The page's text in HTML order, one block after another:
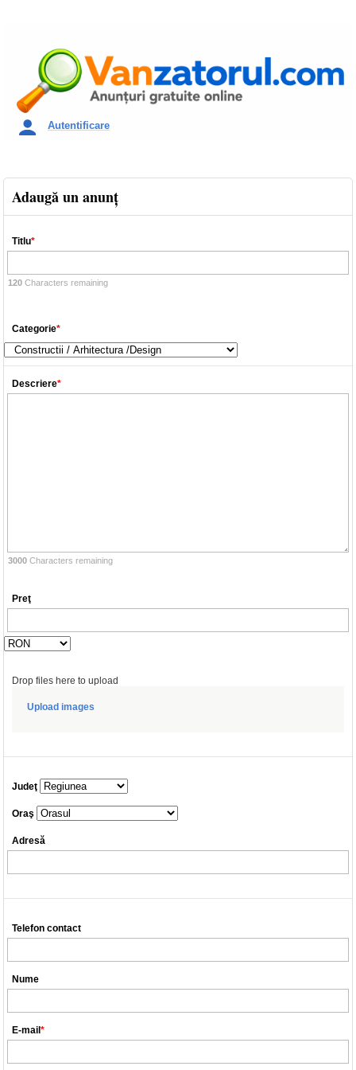
Autentificare
Adaugă un anunţ
Titlu*
120 Characters remaining
Categorie*
Descriere*
3000 Characters remaining
Preţ
Drop files here to upload
Upload images
Judeţ
Oraş
Adresă
Telefon contact
Nume
E-mail *